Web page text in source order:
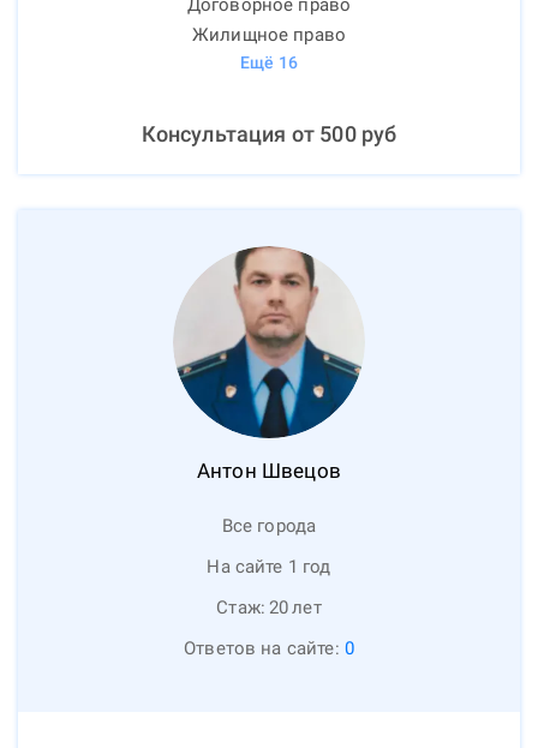
Договорное право
Жилищное право
Ещё 16
Консультация от 500руб
Антон Швецов
Все города
На сайте 1 год
Стаж: 20лет
Ответов на сайте: 0